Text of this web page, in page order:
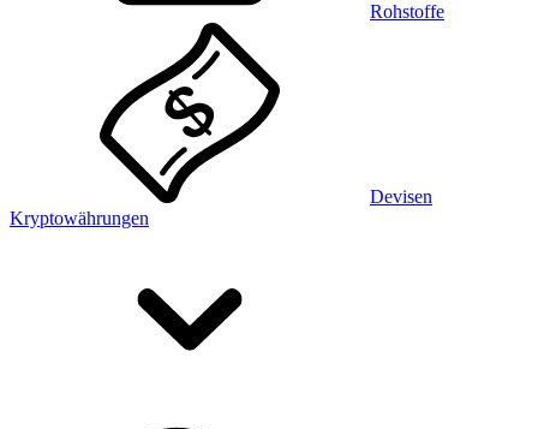
Rohstoffe
Devisen
Kryptowährungen